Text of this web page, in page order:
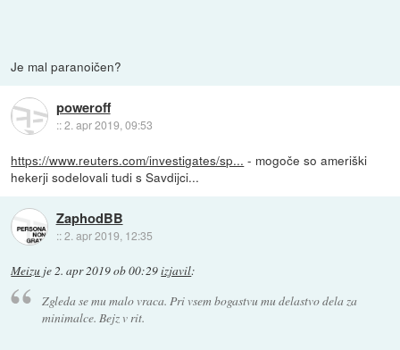
Je mal paranoičen?
poweroff
::2. apr 2019, 09:53
https://www.reuters.com/investigates/sp... - mogoče so ameriški
hekerji sodelovali tudi s Savdijci...
ZaphodBB
::2. apr 2019, 12:35
Meizu je2. apr 2019 ob 00:29izjavil:
Zgleda se mu malo vraca. Pri vsem bogastvu mu delastvo dela za
minimalce. Bejz v rit.